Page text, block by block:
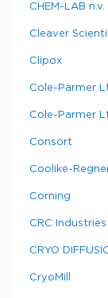
CHEM-LAB n.v.
Cleaver
Clipox
Cole-Parmer
Cole-Parmer
Consort
Coolike-
Corning
CRC
CRYO
CryoMill